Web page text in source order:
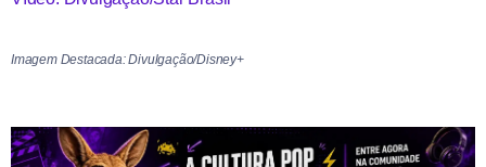
Imagem Destacada: Divulgação/Disney+